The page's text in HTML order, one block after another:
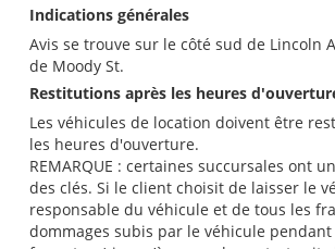
Indications générales
Avis se trouve sur le côté sud de Lincoln
de Moody St.
Restitutions après les heures
Les véhicules de location doivent être
les heures d'ouverture.
REMARQUE : certaines succursales ont
des clés. Si le client choisit de laisser le
responsable du véhicule et de tous les
dommages subis par le véhicule